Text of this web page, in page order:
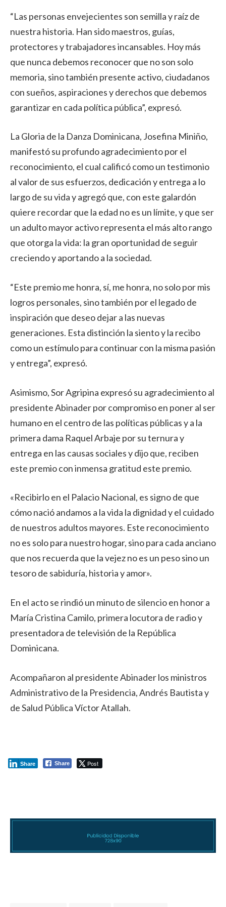
“Las personas envejecientes son semilla y raíz de
nuestra historia. Han sido maestros, guías,
protectores y trabajadores incansables. Hoy más
que nunca debemos reconocer que no son solo
memoria, sino también presente activo, ciudadanos
con sueños, aspiraciones y derechos que debemos
garantizar en cada política pública”, expresó.
La Gloria de la Danza Dominicana, Josefina Miniño,
manifestó su profundo agradecimiento por el
reconocimiento, el cual calificó como un testimonio
al valor de sus esfuerzos, dedicación y entrega a lo
largo de su vida y agregó que, con este galardón
quiere recordar que la edad no es un límite, y que ser
un adulto mayor activo representa el más alto rango
que otorga la vida: la gran oportunidad de seguir
creciendo y aportando a la sociedad.
“Este premio me honra, sí, me honra, no solo por mis
logros personales, sino también por el legado de
inspiración que deseo dejar a las nuevas
generaciones. Esta distinción la siento y la recibo
como un estímulo para continuar con la misma pasión
y entrega”, expresó.
Asimismo, Sor Agripina expresó su agradecimiento al
presidente Abinader por compromiso en poner al ser
humano en el centro de las políticas públicas y a la
primera dama Raquel Arbaje por su ternura y
entrega en las causas sociales y dijo que, reciben
este premio con inmensa gratitud este premio.
«Recibirlo en el Palacio Nacional, es signo de que
cómo nació andamos a la vida la dignidad y el cuidado
de nuestros adultos mayores. Este reconocimiento
no es solo para nuestro hogar, sino para cada anciano
que nos recuerda que la vejez no es un peso sino un
tesoro de sabiduría, historia y amor».
En el acto se rindió un minuto de silencio en honor a
María Cristina Camilo, primera locutora de radio y
presentadora de televisión de la República
Dominicana.
Acompañaron al presidente Abinader los ministros
Administrativo de la Presidencia, Andrés Bautista y
de Salud Pública Víctor Atallah.
Share Post
Share